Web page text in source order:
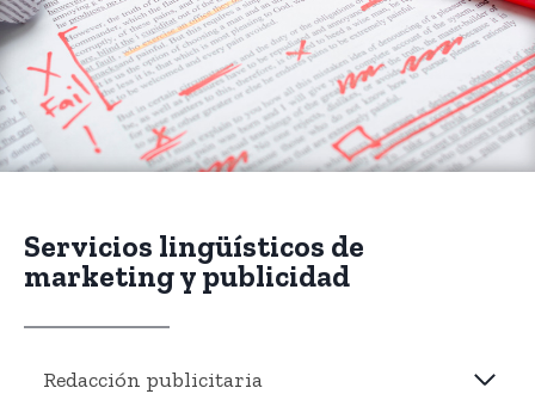
Servicios lingüísticos de
marketing y publicidad
Redacción publicitaria